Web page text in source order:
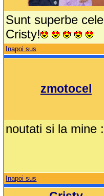
Sunt superbe
Cristy!
Inapoi sus
zmotocel
noutati si la mine
Inapoi sus